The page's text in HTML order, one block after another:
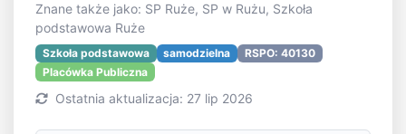
Znane także jako: SP Ruże, SP w Rużu, Szkoła
podstawowa Ruże
Szkoła podstawowa samodzielna
RSPO: 40130
Placówka Publiczna
Ostatnia aktualizacja: 27 lip 2026